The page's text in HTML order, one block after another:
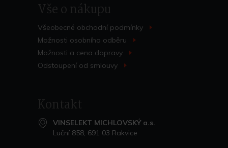
Vše o nákupu
Všeobecné obchodní podmínky
Možnosti osobního odběru
Možnosti a cena dopravy
Odstoupení od smlouvy
Kontakt
VINSELEKT MICHLOVSKÝ a.s.
Luční 858, 691 03 Rakvice